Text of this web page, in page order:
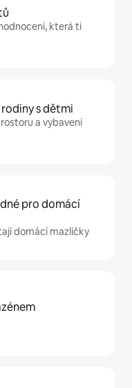
která ti
s dětmi
a vybavení
pro domácí
domácí mazlíčky